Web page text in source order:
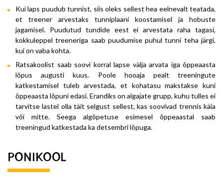
Kui laps puudub tunnist, siis oleks sellest hea eelnevalt teatada,
et treener arvestaks tunniplaani koostamisel ja hobuste
jagamisel. Puudutud tundide eest ei arvestata raha tagasi,
kokkuleppel treeneriga saab puudumise puhul tunni teha järgi,
kui on vaba kohta.
Ratsakoolist saab soovi korral lapse välja arvata iga õppeaasta
lõpus augusti kuus. Poole hooaja pealt treeningute
katkestamisel tuleb arvestada, et kohatasu makstakse kuni
õppeaasta lõpuni edasi. Erandiks on algajate grupp, kuhu tulles ei
tarvitse lastel olla täit selgust sellest, kas soovivad trennis käia
või mitte. Seega algõpetuse esimesel õppeaastal saab
treeningud katkestada ka detsembri lõpuga.
PONIKOOL